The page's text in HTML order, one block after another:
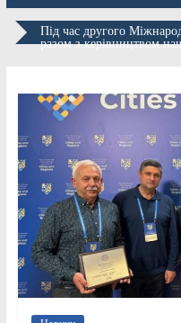
Під час другого
разом з керівництвом